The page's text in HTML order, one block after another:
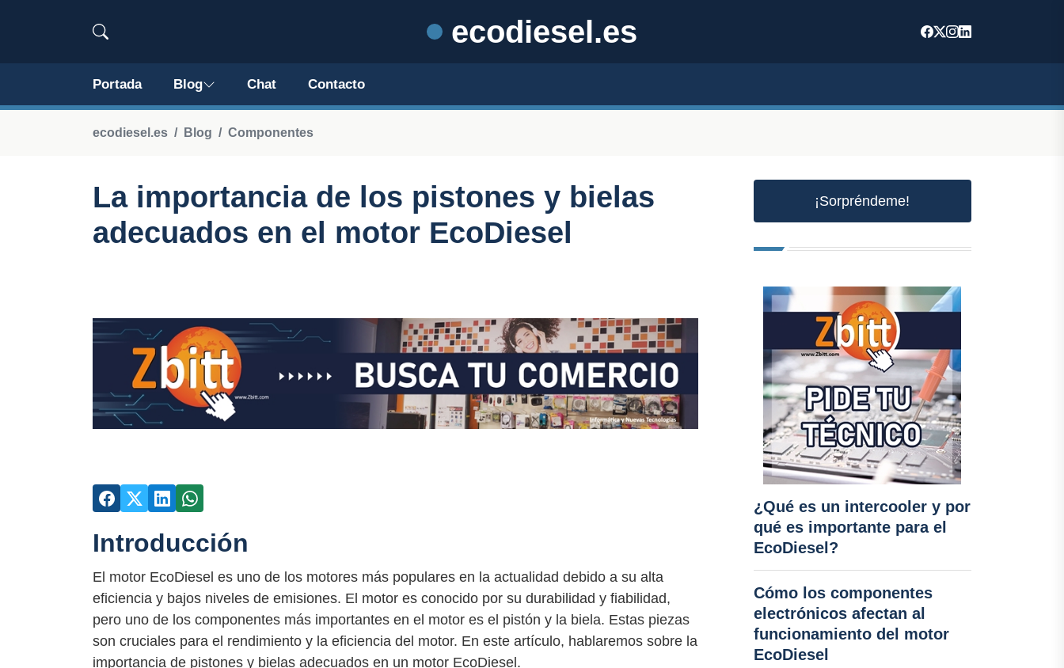
ecodiesel.es
Portada Blog Chat Contacto
ecodiesel.es Blog Componentes
La importancia de los pistones y bielas
adecuados en el motor EcoDiesel
Introducción
El motor EcoDiesel es uno de los motores más populares en la actualidad debido a su alta
eficiencia y bajos niveles de emisiones. El motor es conocido por su durabilidad y fiabilidad,
pero uno de los componentes más importantes en el motor es el pistón y la biela. Estas piezas
son cruciales para el rendimiento y la eficiencia del motor. En este artículo, hablaremos sobre la
importancia de pistones y bielas adecuados en un motor EcoDiesel.
¡Sorpréndeme!
¿Qué es un intercooler y por
qué es importante para el
EcoDiesel?
Cómo los componentes
electrónicos afectan al
funcionamiento del motor
EcoDiesel